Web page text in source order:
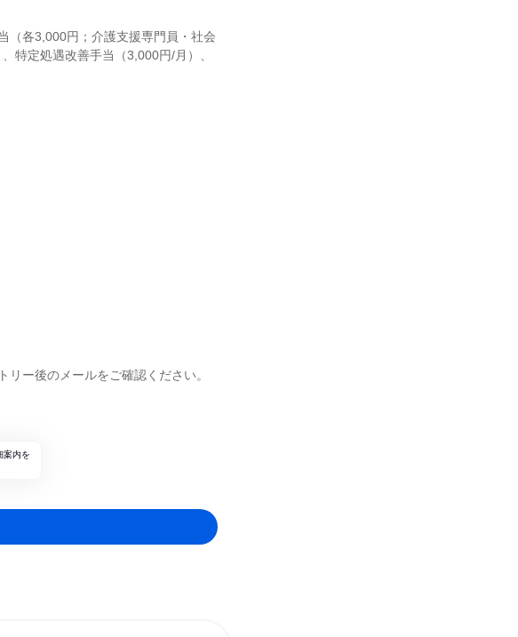
（各3,000円；介護支援専門員・社会
特定処遇改善手当（3,000円/月）、
ー後のメールをご確認ください。
案内を